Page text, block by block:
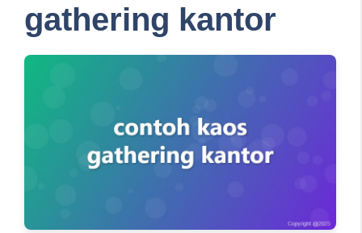
gathering kantor